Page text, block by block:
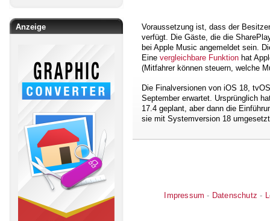
Anzeige
Voraussetzung ist, dass der
verfügt. Die Gäste, die die
bei Apple Music angemeldet sein.
Eine vergleichbare Funktion hat
(Mitfahrer können steuern, welche
Die Finalversionen von iOS 18,
September erwartet. Ursprünglich
17.4 geplant, aber dann die
sie mit Systemversion 18
Impressum - Datenschutz -